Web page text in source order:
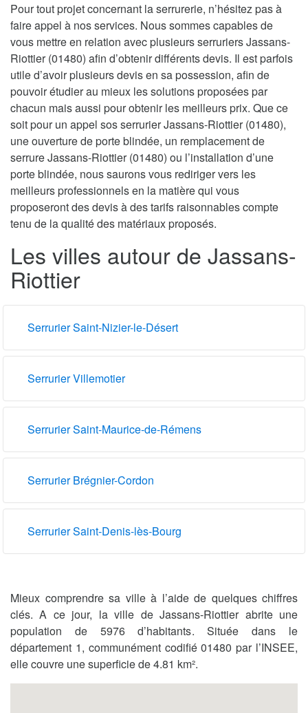
Pour tout projet concernant la serrurerie, n’hésitez pas à
faire appel à nos services. Nous sommes capables de
vous mettre en relation avec plusieurs serruriers Jassans-
Riottier (01480) afin d’obtenir différents devis. Il est parfois
utile d’avoir plusieurs devis en sa possession, afin de
pouvoir étudier au mieux les solutions proposées par
chacun mais aussi pour obtenir les meilleurs prix. Que ce
soit pour un appel sos serrurier Jassans-Riottier (01480),
une ouverture de porte blindée, un remplacement de
serrure Jassans-Riottier (01480) ou l’installation d’une
porte blindée, nous saurons vous rediriger vers les
meilleurs professionnels en la matière qui vous
proposeront des devis à des tarifs raisonnables compte
tenu de la qualité des matériaux proposés.
Les villes autour de Jassans-
Riottier
Serrurier Saint-Nizier-le-Désert
Serrurier Villemotier
Serrurier Saint-Maurice-de-Rémens
Serrurier Brégnier-Cordon
Serrurier Saint-Denis-lès-Bourg
Mieux comprendre sa ville à l’aide de quelques chiffres
clés. A ce jour, la ville de Jassans-Riottier abrite une
population de 5976 d’habitants. Située dans le
département 1, communément codifié 01480 par l’INSEE,
elle couvre une superficie de 4.81 km².